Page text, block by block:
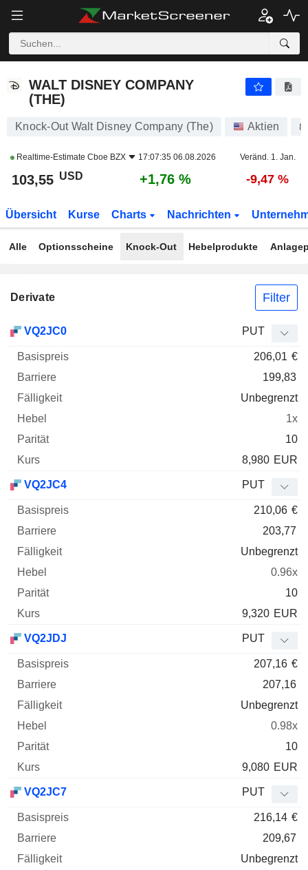
WALT DISNEY COMPANY
(THE)
Knock-Out Walt Disney Company (The) Aktien
Realtime-Estimate Cboe BZX 17:07:35 06.08.2026 Veränd. 1. Jan.
103,55 USD +1,76 % -9,47 %
Übersicht Kurse Charts Nachrichten
Alle Optionsscheine Knock-Out Hebelprodukte
Derivate Filter
Elastizität
VQ2JC0 PUT
206,01 €
199,83
Unbegrenzt
1x
10
8,980 EUR
VQ2JC4 PUT
210,06 €
203,77
Unbegrenzt
0.96x
10
9,320 EUR
VQ2JDJ PUT
207,16 €
207,16
Unbegrenzt
0.98x
10
9,080 EUR
VQ2JC7 PUT
216,14 €
209,67
Unbegrenzt